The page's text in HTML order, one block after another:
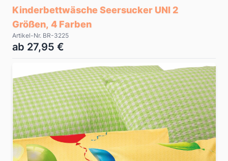
Kinderbettwäsche Seersucker UNI 2
Größen, 4 Farben
Artikel-Nr. BR-3225
ab 27,95 €